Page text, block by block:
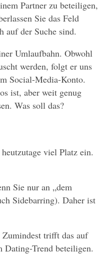
Partner zu beteiligen,
Sie das Feld
auf der Suche sind.
Umlaufbahn. Obwohl
werden, folgt er uns
Social-Media-Konto.
ist, aber weit genug
Was soll das?
viel Platz ein.
Sie nur an „dem
Sidebarring). Daher ist
trifft das auf
Dating-Trend beteiligen.